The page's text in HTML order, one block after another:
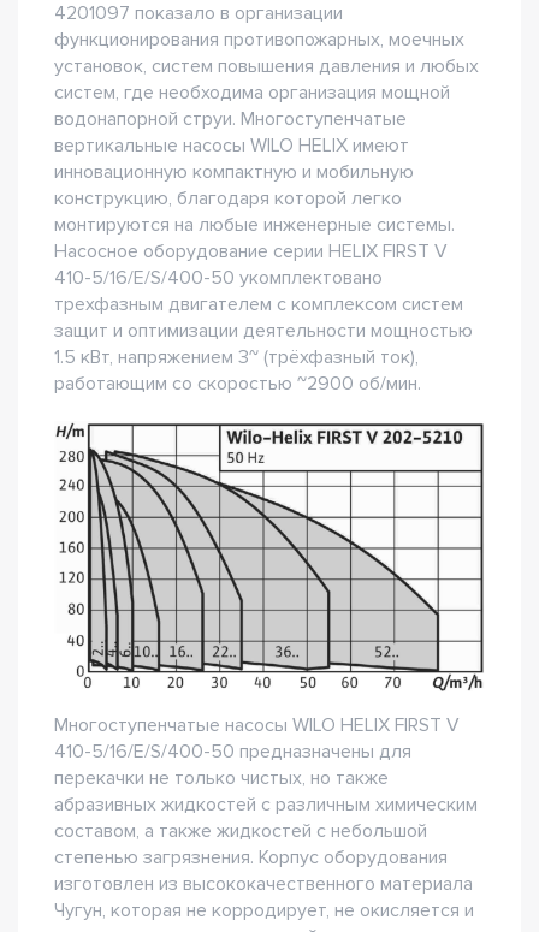
4201097 показало в организации
функционирования противопожарных, моечных
установок, систем повышения давления и любых
систем, где необходима организация мощной
водонапорной струи. Многоступенчатые
вертикальные насосы WILO HELIX имеют
инновационную компактную и мобильную
конструкцию, благодаря которой легко
монтируются на любые инженерные системы.
Насосное оборудование серии HELIX FIRST V
410-5/16/E/S/400-50 укомплектовано
трехфазным двигателем с комплексом систем
защит и оптимизации деятельности мощностью
1.5 кВт, напряжением 3~ (трёхфазный ток),
работающим со скоростью ~2900 об/мин.
Многоступенчатые насосы WILO HELIX FIRST V
410-5/16/E/S/400-50 предназначены для
перекачки не только чистых, но также
абразивных жидкостей с различным химическим
составом, а также жидкостей с небольшой
степенью загрязнения. Корпус оборудования
изготовлен из высококачественного материала
Чугун, которая не корродирует, не окисляется и